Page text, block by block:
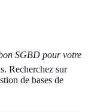
SGBD pour votre
Recherchez sur
de bases de